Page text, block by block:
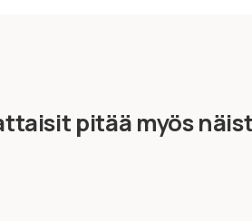
pitää myös